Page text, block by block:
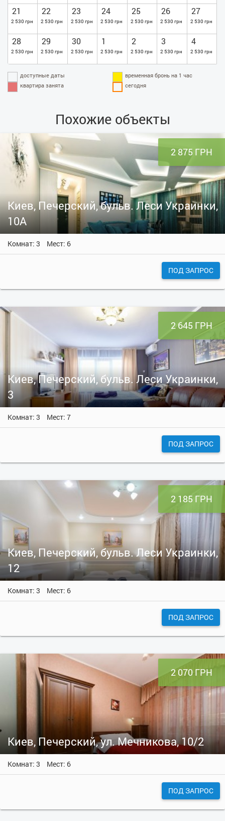
21
2 530 грн
22
2 530 грн
23
2 530 грн
24
2 530 грн
25
2 530 грн
26
2 530 грн
27
2 530 грн
28
2 530 грн
29
2 530 грн
30
2 530 грн
1
2 530 грн
2
2 530 грн
3
2 530 грн
4
2 530 грн
доступные даты
временная бронь на 1 час
квартира занята
сегодня
Похожие объекты
2 875 ГРН
Киев, Печерский, бульв. Леси Украинки,
10А
Комнат: 3 Мест: 6
ПОД ЗАПРОС
2 645 ГРН
Киев, Печерский, бульв. Леси Украинки,
3
Комнат: 3 Мест: 7
ПОД ЗАПРОС
2 185 ГРН
Киев, Печерский, бульв. Леси Украинки,
12
Комнат: 3 Мест: 6
ПОД ЗАПРОС
2 070 ГРН
Киев, Печерский, ул. Мечникова, 10/2
Комнат: 3 Мест: 6
ПОД ЗАПРОС